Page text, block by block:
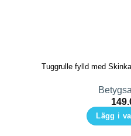
Tuggrulle fylld med
Lägg i